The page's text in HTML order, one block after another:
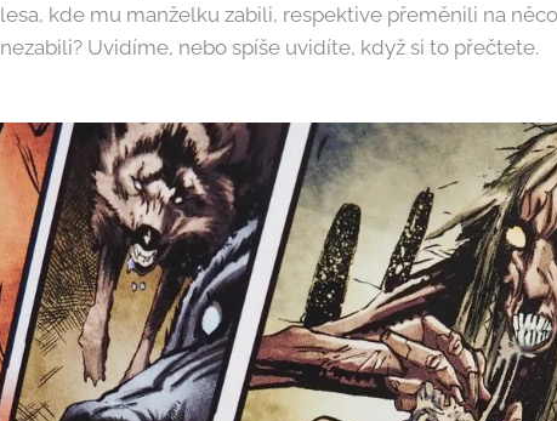
lesa, kde mu manželku zabili, respektive přeměnili na
nezabili? Uvidíme, nebo spíše uvidíte, když si to přečtete.